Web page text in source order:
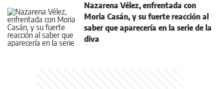
Nazarena Vélez, enfrentada con
Moria Casán, y su fuerte reacción al
saber que aparecería en la serie de la
diva